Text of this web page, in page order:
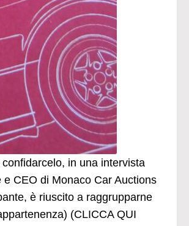
in una intervista
CEO di Monaco Car Auctions
è riuscito a raggrupparne
(CLICCA QUI